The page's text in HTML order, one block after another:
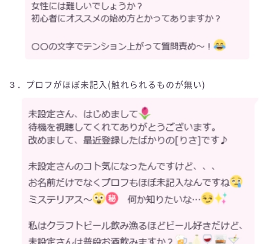
３．プロフがほぼ未記入(触れられるものが無い)